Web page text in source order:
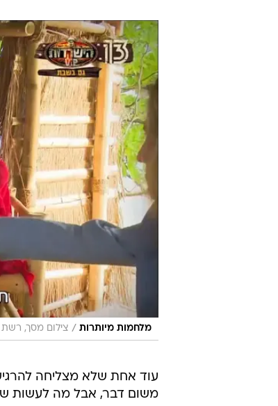
מלחמות מיותרות / צילום מסך, רשת 13
עוד אחת שלא מצליחה
משום דבר, אבל מה לעשות